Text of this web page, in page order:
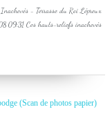
- Terrasse du Roi Lépreux
09:31 Ces hauts-reliefs inachevés
(Scan de photos papier)